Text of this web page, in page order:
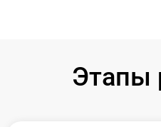
Этапы